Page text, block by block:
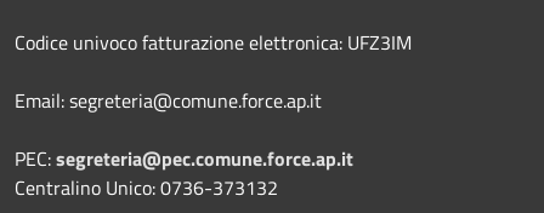
Codice univoco fatturazione elettronica: UFZ3IM
Email: segreteria@comune.force.ap.it
PEC:segreteria@pec.comune.force.ap.it
Centralino Unico: 0736-373132